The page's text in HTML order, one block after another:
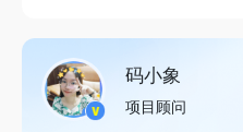
式结合-码小象
源码
多模式
码小象
项目顾问